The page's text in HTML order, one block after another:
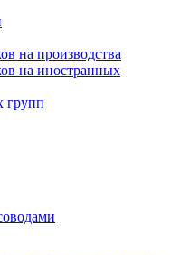
на производства
на иностранных
групп